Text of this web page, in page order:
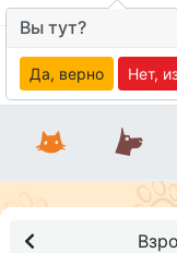
Вы тут?
Да, верно Нет,